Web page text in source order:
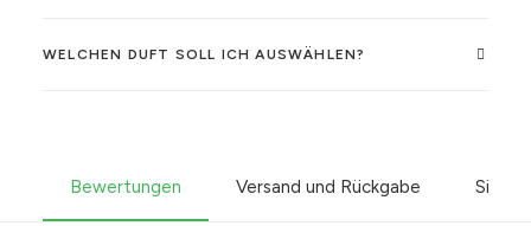
WELCHEN DUFT SOLL ICH AUSWÄHLEN?
Bewertungen Versand und Rückgabe